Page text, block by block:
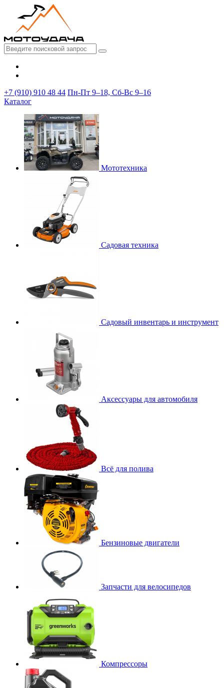
+7 (910) 910 48 44 Пн-Пт 9–18, Сб-Вс 9–16
Каталог
Мототехника
Садовая техника
Садовый инвентарь и инструмент
Аксессуары для автомобиля
Всё для полива
Бензиновые двигатели
Запчасти для велосипедов
Компрессоры